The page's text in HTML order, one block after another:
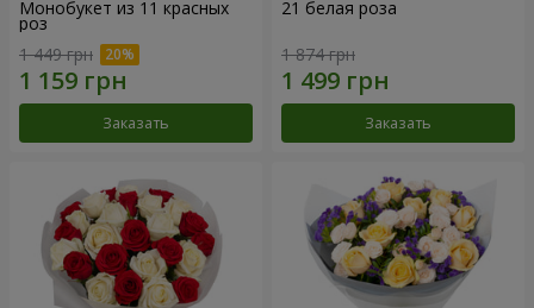
Монобукет из 11 красных
роз
1 449 грн
Заказать
21 белая роза
1 874 грн
Заказать